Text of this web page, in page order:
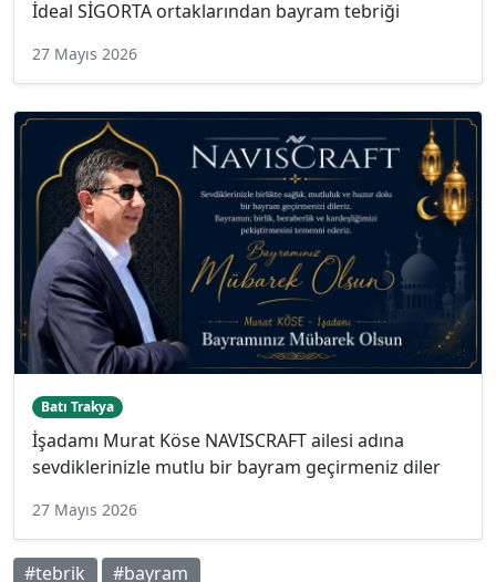
İdeal SİGORTA ortaklarından bayram tebriği
27 Mayıs 2026
Batı Trakya
İşadamı Murat Köse NAVISCRAFT ailesi adına
sevdiklerinizle mutlu bir bayram geçirmeniz diler
27 Mayıs 2026
#tebrik #bayram